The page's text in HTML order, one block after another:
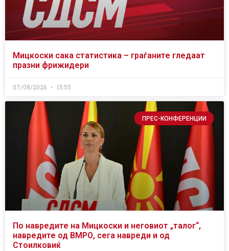
Мицкоски сака статистика – граѓаните гледаат
празни фрижидери
07/08/2026 15:55
ПРЕС-КОНФЕРЕНЦИИ
По навредите на Мицкоски и неговиот „талог“,
навредите од ВМРО, сега навреди и од
Стоилковиќ